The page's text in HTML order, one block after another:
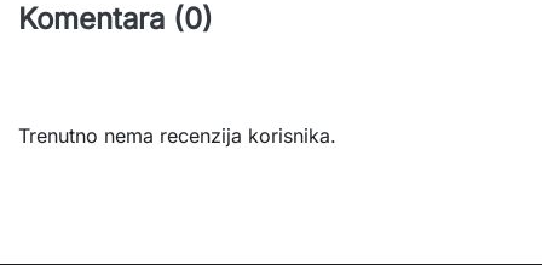
Komentara (0)
Trenutno nema recenzija korisnika.